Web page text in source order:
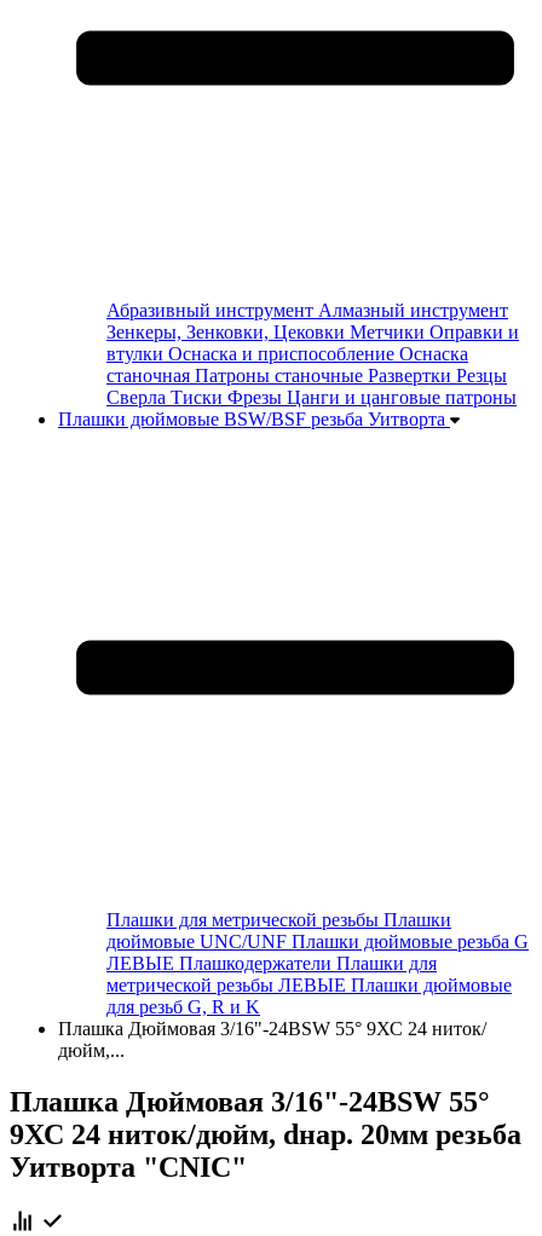
Абразивный инструмент Алмазный инструмент
Зенкеры, Зенковки, Цековки Метчики Оправки и
втулки Оснаска и приспособление Оснаска
станочная Патроны станочные Развертки Резцы
Сверла Тиски Фрезы Цанги и цанговые патроны
Плашки дюймовые BSW/BSF резьба Уитворта
Плашки для метрической резьбы Плашки
дюймовые UNC/UNF Плашки дюймовые резьба G
ЛЕВЫЕ Плашкодержатели Плашки для
метрической резьбы ЛЕВЫЕ Плашки дюймовые
для резьб G, R и K
Плашка Дюймовая 3/16"-24BSW 55° 9ХС 24 ниток/
дюйм,...
Плашка Дюймовая 3/16"-24BSW 55°
9ХС 24 ниток/дюйм, dнар. 20мм резьба
Уитворта "CNIC"